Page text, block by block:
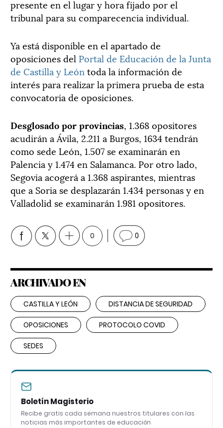
presente en el lugar y hora fijado por el
tribunal para su comparecencia individual.
Ya está disponible en el apartado de
oposiciones del Portal de Educación de la Junta
de Castilla y León toda la información de
interés para realizar la primera prueba de esta
convocatoria de oposiciones.
Desglosado por provincias, 1.368 opositores
acudirán a Ávila, 2.211 a Burgos, 1634 tendrán
como sede León, 1.507 se examinarán en
Palencia y 1.474 en Salamanca. Por otro lado,
Segovia acogerá a 1.368 aspirantes, mientras
que a Soria se desplazarán 1.434 personas y en
Valladolid se examinarán 1.981 opositores.
0 0
ARCHIVADO EN
CASTILLA Y LEÓN DISTANCIA DE SEGURIDAD
OPOSICIONES PROTOCOLO COVID
SEDES
Boletín Magisterio
Recibe gratis cada semana nuestros titulares con las
noticias más importantes de educación